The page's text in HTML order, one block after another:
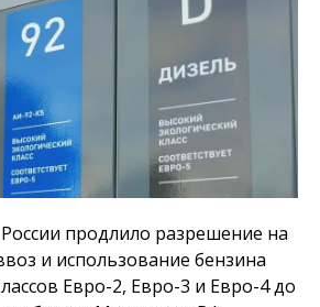
продлило разрешение на
и использование бензина
Евро-2, Евро-3 и Евро-4 до